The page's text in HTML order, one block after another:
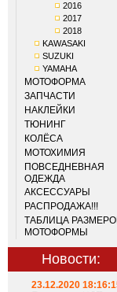
2016
2017
2018
KAWASAKI
SUZUKI
YAMAHA
МОТОФОРМА
ЗАПЧАСТИ
НАКЛЕЙКИ
ТЮНИНГ
КОЛЁСА
МОТОХИМИЯ
ПОВСЕДНЕВНАЯ
ОДЕЖДА
АКСЕССУАРЫ
РАСПРОДАЖА!!!
ТАБЛИЦА
МОТОФОРМЫ
Новости:
23.12.2020